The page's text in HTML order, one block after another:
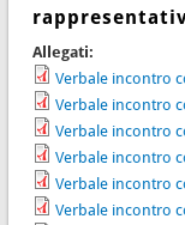
Allegati:
Verbale incontro
Verbale incontro
Verbale incontro
Verbale incontro
Verbale incontro
Verbale incontro